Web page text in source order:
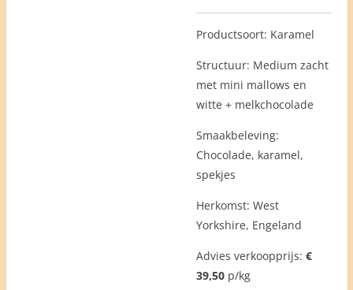
Productsoort: Karamel
Structuur: Medium zacht
met mini mallows en
witte + melkchocolade
Smaakbeleving:
Chocolade, karamel,
spekjes
Herkomst: West
Yorkshire, Engeland
Advies verkoopprijs: €
39,50 p/kg